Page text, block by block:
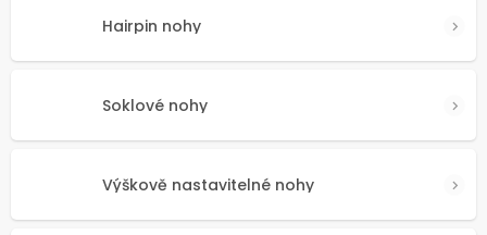
Hairpin nohy
Soklové nohy
Výškově nastavitelné nohy